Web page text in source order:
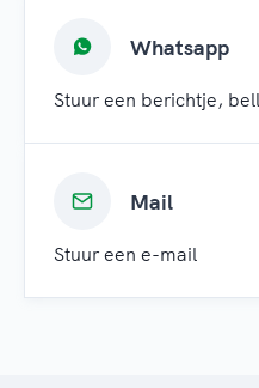
Whatsapp
Stuur een berichtje,
Mail
Stuur een e-mail